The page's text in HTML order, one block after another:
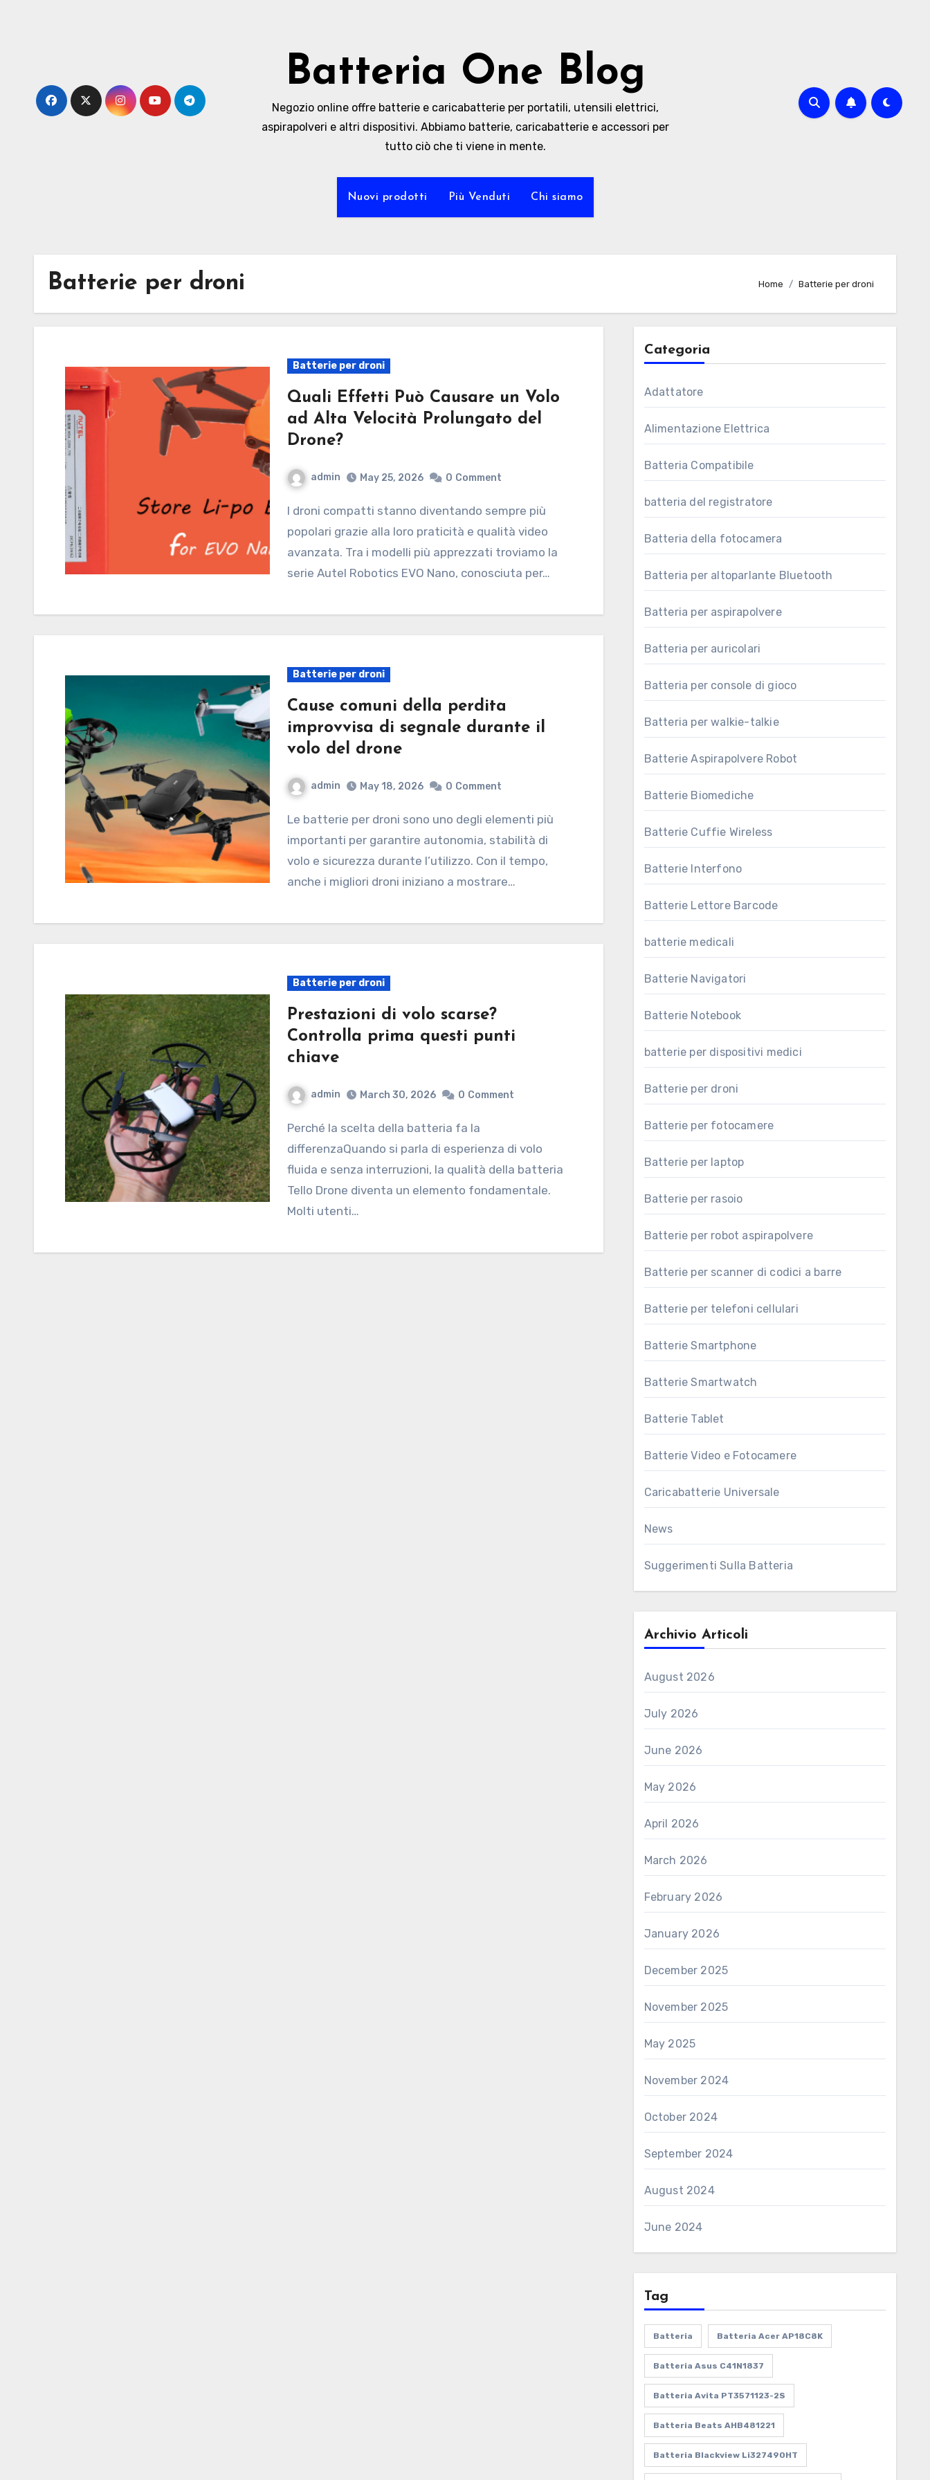
Batteria One Blog
Negozio online offre batterie e caricabatterie per portatili, utensili elettrici,
aspirapolveri e altri dispositivi. Abbiamo batterie, caricabatterie e accessori per
tutto ciò che ti viene in mente.
Nuovi prodotti Più Venduti Chi siamo
Batterie per droni Home Batterie per droni
Batterie per droni
Quali Effetti Può Causare un Volo
ad Alta Velocità Prolungato del
Drone?
admin May 25, 2026 0 Comment
I droni compatti stanno diventando sempre più
popolari grazie alla loro praticità e qualità video
avanzata. Tra i modelli più apprezzati troviamo la
serie Autel Robotics EVO Nano, conosciuta per…
Batterie per droni
Cause comuni della perdita
improvvisa di segnale durante il
volo del drone
admin May 18, 2026 0 Comment
Le batterie per droni sono uno degli elementi più
importanti per garantire autonomia, stabilità di
volo e sicurezza durante l’utilizzo. Con il tempo,
anche i migliori droni iniziano a mostrare…
Batterie per droni
Prestazioni di volo scarse?
Controlla prima questi punti
chiave
admin March 30, 2026 0 Comment
Perché la scelta della batteria fa la
differenzaQuando si parla di esperienza di volo
fluida e senza interruzioni, la qualità della batteria
Tello Drone diventa un elemento fondamentale.
Molti utenti…
Categoria
Adattatore
Alimentazione Elettrica
Batteria Compatibile
batteria del registratore
Batteria della fotocamera
Batteria per altoparlante Bluetooth
Batteria per aspirapolvere
Batteria per auricolari
Batteria per console di gioco
Batteria per walkie-talkie
Batterie Aspirapolvere Robot
Batterie Biomediche
Batterie Cuffie Wireless
Batterie Interfono
Batterie Lettore Barcode
batterie medicali
Batterie Navigatori
Batterie Notebook
batterie per dispositivi medici
Batterie per droni
Batterie per fotocamere
Batterie per laptop
Batterie per rasoio
Batterie per robot aspirapolvere
Batterie per scanner di codici a barre
Batterie per telefoni cellulari
Batterie Smartphone
Batterie Smartwatch
Batterie Tablet
Batterie Video e Fotocamere
Caricabatterie Universale
News
Suggerimenti Sulla Batteria
Archivio Articoli
August 2026
July 2026
June 2026
May 2026
April 2026
March 2026
February 2026
January 2026
December 2025
November 2025
May 2025
November 2024
October 2024
September 2024
August 2024
June 2024
Tag
Batteria Batteria Acer AP18C8K
Batteria Asus C41N1837
Batteria Avita PT3571123-2S
Batteria Beats AHB481221
Batteria Blackview Li327490HT